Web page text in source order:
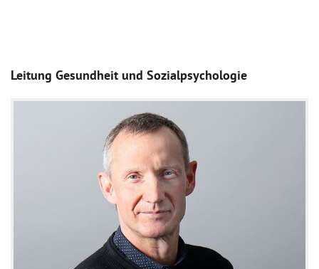
Leitung Gesundheit und Sozialpsychologie